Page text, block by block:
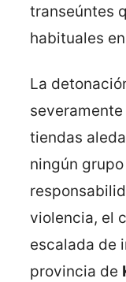
transeúntes
habituales
La
tiendas
ningún
violencia, el
escalada de
provincia de